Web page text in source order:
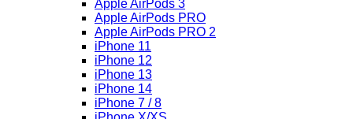
Apple AirPods 3
Apple AirPods PRO
Apple AirPods PRO 2
iPhone 11
iPhone 12
iPhone 13
iPhone 14
iPhone 7 / 8